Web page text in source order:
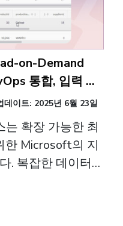
on-Demand
통합, 입력 검
데이트: 2025년 6월 23일
확장 가능한 최
한 Microsoft의 지
. 복잡한 데이터
검증 규칙을 적
를 간소화하든, 이